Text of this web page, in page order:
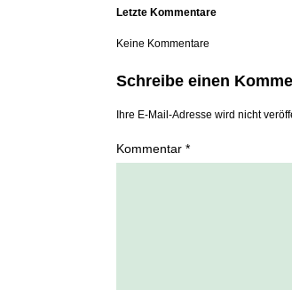
Letzte Kommentare
Keine Kommentare
Schreibe einen
Ihre E-Mail-Adresse wird nicht
Kommentar *